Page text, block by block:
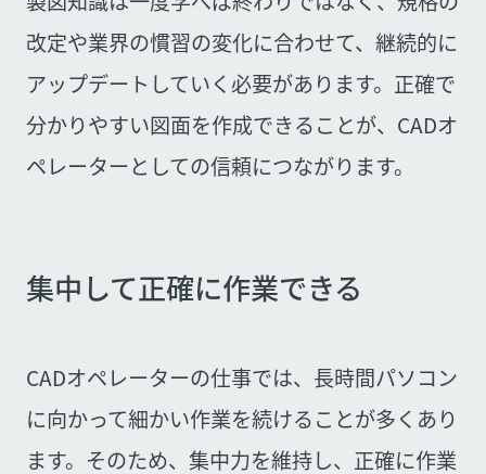
改定や業界の慣習の変化に合わせて、継続的に
アップデートしていく必要があります。正確で
分かりやすい図面を作成できることが、CADオ
ペレーターとしての信頼につながります。
集中して正確に作業できる
CADオペレーターの仕事では、長時間パソコン
に向かって細かい作業を続けることが多くあり
ます。そのため、集中力を維持し、正確に作業